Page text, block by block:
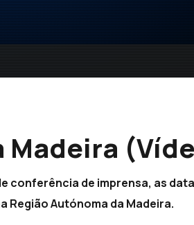
Madeira
conferência de imprensa, as
Região Autónoma da Madeira.